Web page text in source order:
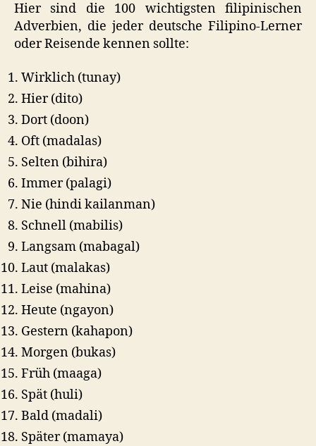
Hier sind die 100 wichtigsten filipinischen
Adverbien, die jeder deutsche Filipino-Lerner
oder Reisende kennen sollte:
Wirklich (tunay)
Hier (dito)
Dort (doon)
Oft (madalas)
Selten (bihira)
Immer (palagi)
Nie (hindi kailanman)
Schnell (mabilis)
Langsam (mabagal)
Laut (malakas)
Leise (mahina)
Heute (ngayon)
Gestern (kahapon)
Morgen (bukas)
Früh (maaga)
Spät (huli)
Bald (madali)
Später (mamaya)